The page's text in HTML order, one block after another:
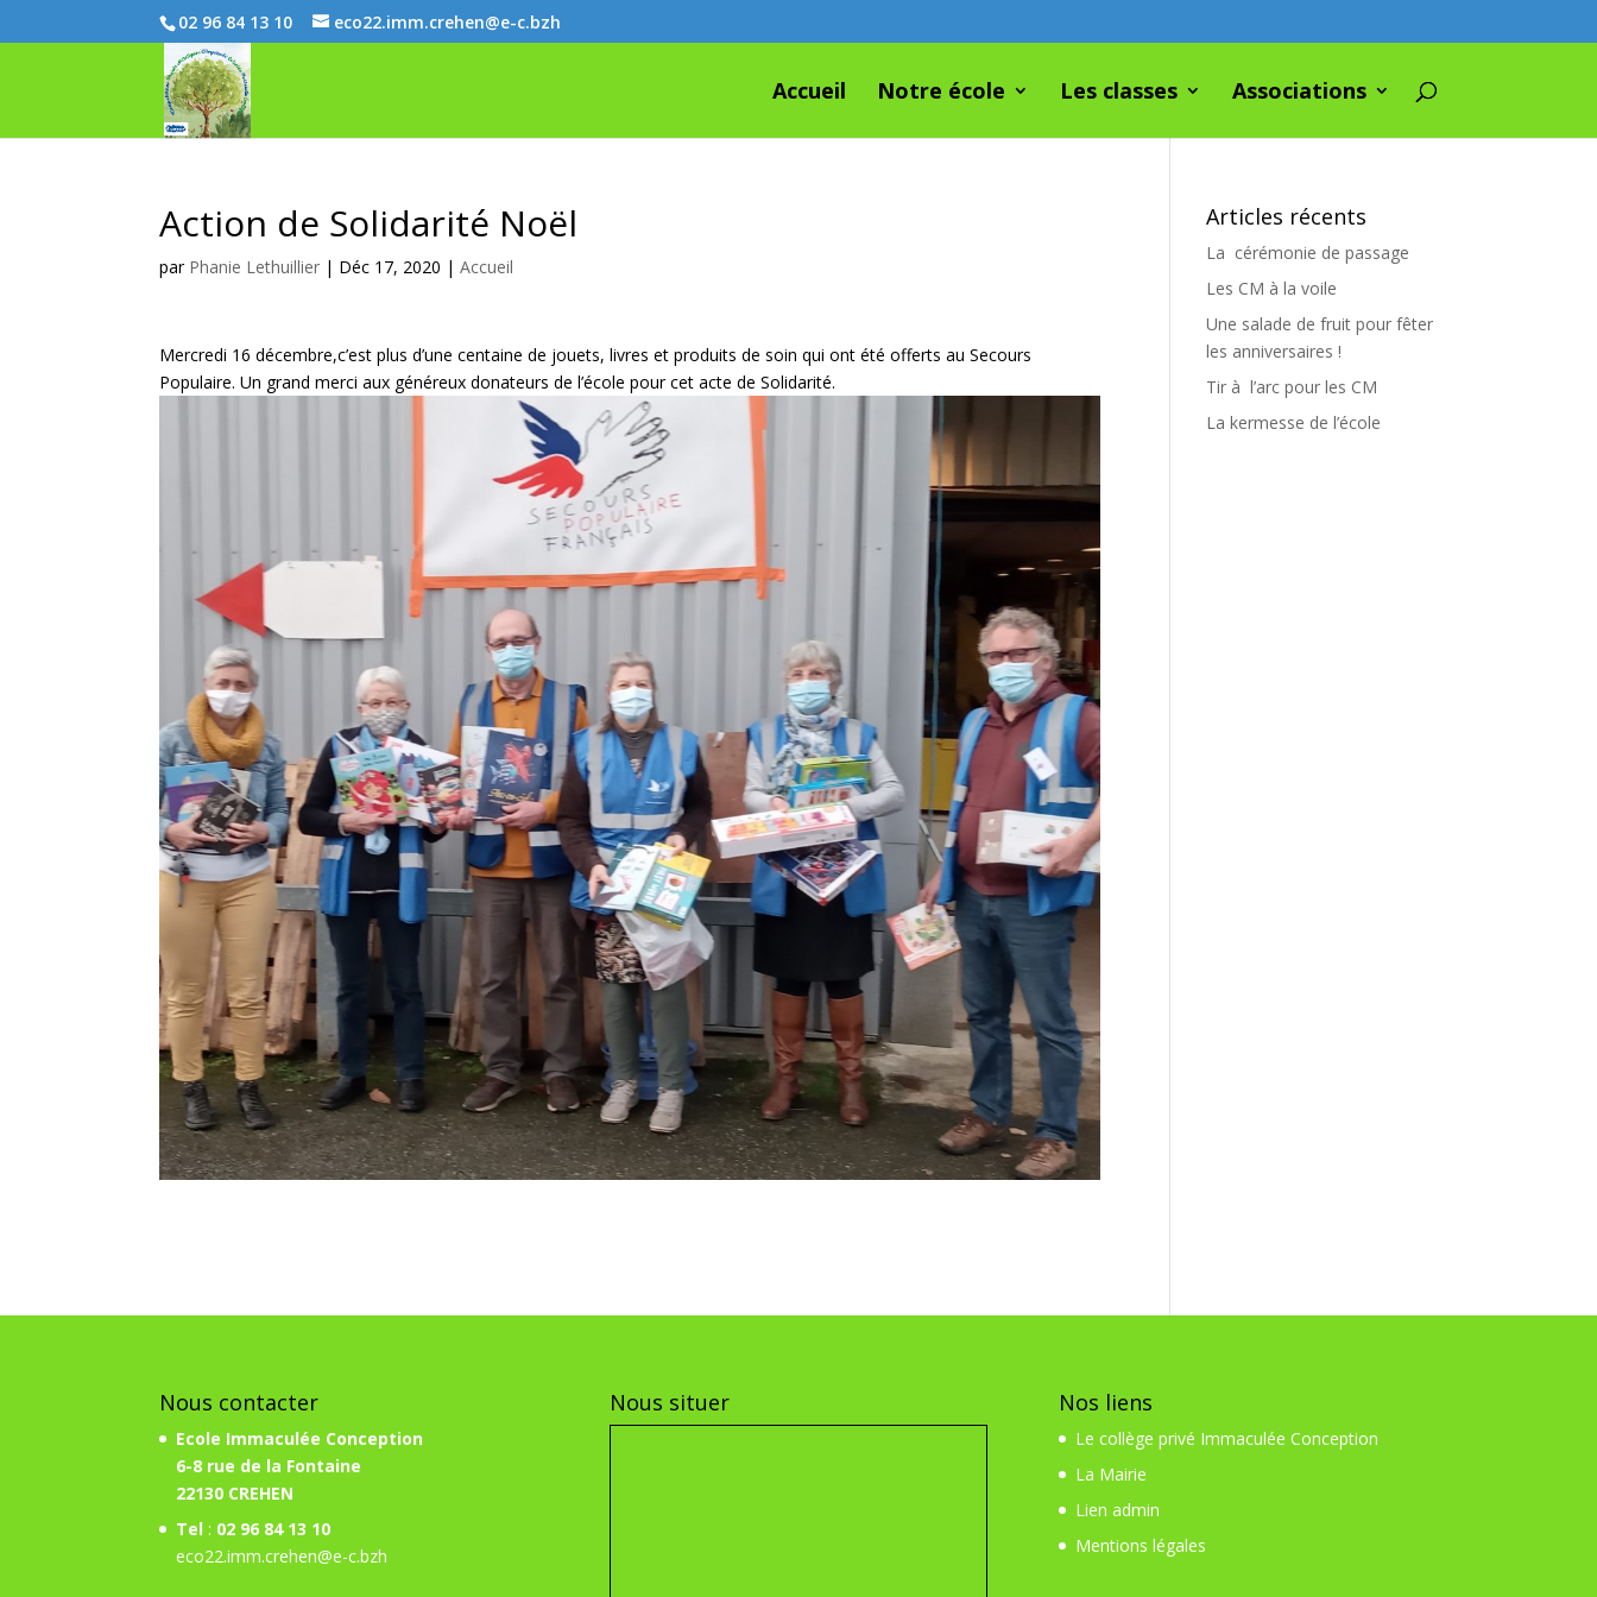
02 96 84 13 10 eco22.imm.crehen@e-c.bzh
Accueil Notre école Les classes Associations
Action de Solidarité Noël
par Phanie Lethuillier | Déc 17, 2020 |Accueil
Mercredi 16 décembre,c’est plus d’une centaine de jouets, livres et produits de soin qui ont été offerts au Secours
Populaire. Un grand merci aux généreux donateurs de l’école pour cet acte de Solidarité.
Articles récents
La cérémonie de passage
Les CM à la voile
Une salade de fruit pour fêter
les anniversaires !
Tir à l’arc pour les CM
La kermesse de l’école
Nous contacter
Ecole Immaculée Conception
6-8 rue de la Fontaine
22130 CREHEN
Tel : 02 96 84 13 10
eco22.imm.crehen@e-c.bzh
Nous situer Nos liens
Le collège privé Immaculée Conception
La Mairie
Lien admin
Mentions légales